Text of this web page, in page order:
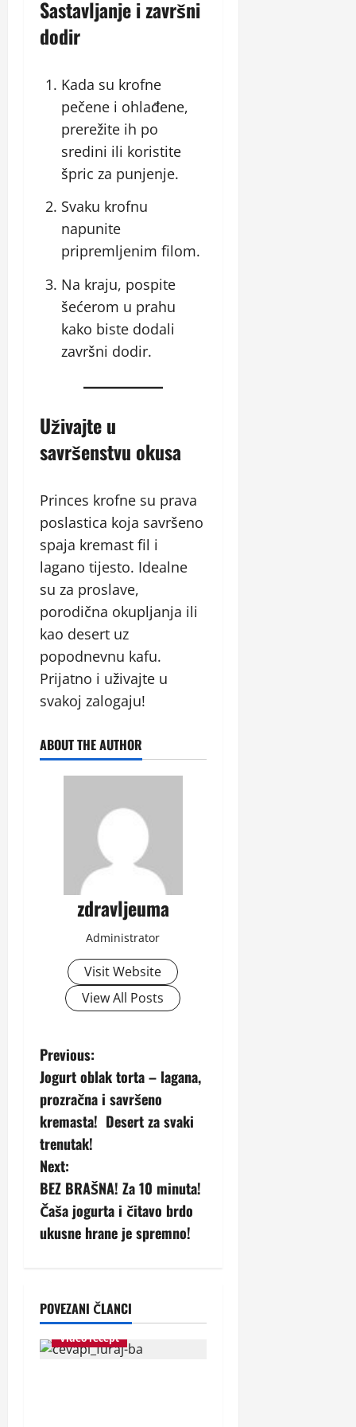
Sastavljanje i završni
dodir
Kada su krofne
pečene i ohlađene,
prerežite ih po
sredini ili koristite
špric za punjenje.
Svaku krofnu
napunite
pripremljenim filom.
Na kraju, pospite
šećerom u prahu
kako biste dodali
završni dodir.
Uživajte u
savršenstvu okusa
Princes krofne su prava
poslastica koja savršeno
spaja kremast fil i
lagano tijesto. Idealne
su za proslave,
porodična okupljanja ili
kao desert uz
popodnevnu kafu.
Prijatno i uživajte u
svakoj zalogaju!
ABOUT THE AUTHOR
zdravljeuma
Administrator
Visit Website
View All Posts
P
o
s
t
n
a
g
a
Previous:
Jogurt oblak torta – lagana,
prozračna i savršeno
kremasta! Desert za svaki
trenutak!
Next:
BEZ BRAŠNA! Za 10 minuta!
Čaša jogurta i čitavo brdo
ukusne hrane je spremno!
POVEZANI ČLANCI
Hljeb i peciva
Video recept